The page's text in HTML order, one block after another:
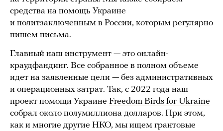
средства на помощь Украине
и политзаключенным в России, которым регулярно
пишем письма.
Главный наш инструмент — это онлайн-
краудфандинг. Все собранное в полном объеме
идет на заявленные цели — без административных
и операционных затрат. Так, с 2022 года наш
проект помощи Украине Freedom Birds for Ukraine
собрал около полумиллиона долларов. При этом,
как и многие другие НКО, мы ищем грантовые